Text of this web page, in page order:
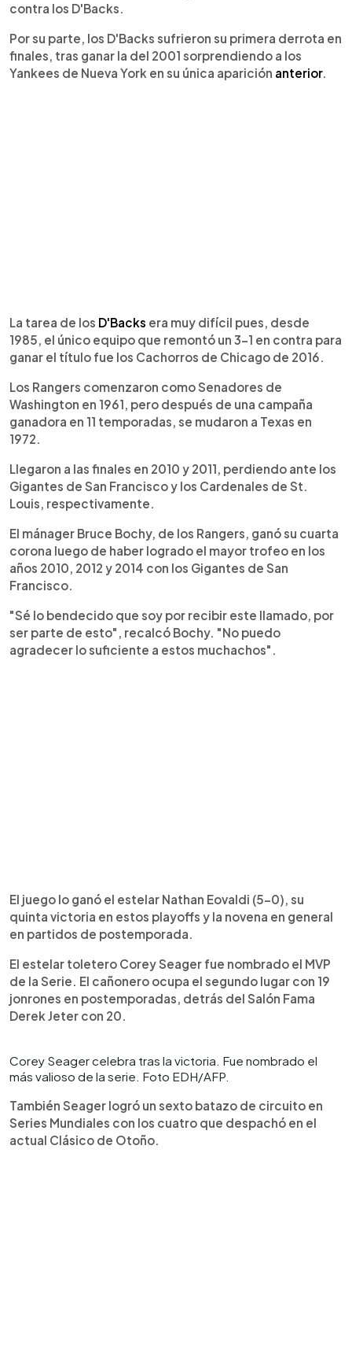
contra los D'Backs.
Por su parte, los D'Backs sufrieron su primera derrota en
finales, tras ganar la del 2001 sorprendiendo a los
Yankees de Nueva York en su única aparición anterior.
La tarea de los D'Backs era muy difícil pues, desde
1985, el único equipo que remontó un 3-1 en contra para
ganar el título fue los Cachorros de Chicago de 2016.
Los Rangers comenzaron como Senadores de
Washington en 1961, pero después de una campaña
ganadora en 11 temporadas, se mudaron a Texas en
1972.
Llegaron a las finales en 2010 y 2011, perdiendo ante los
Gigantes de San Francisco y los Cardenales de St.
Louis, respectivamente.
El mánager Bruce Bochy, de los Rangers, ganó su cuarta
corona luego de haber logrado el mayor trofeo en los
años 2010, 2012 y 2014 con los Gigantes de San
Francisco.
"Sé lo bendecido que soy por recibir este llamado, por
ser parte de esto", recalcó Bochy. "No puedo
agradecer lo suficiente a estos muchachos".
El juego lo ganó el estelar Nathan Eovaldi (5-0), su
quinta victoria en estos playoffs y la novena en general
en partidos de postemporada.
El estelar toletero Corey Seager fue nombrado el MVP
de la Serie. El cañonero ocupa el segundo lugar con 19
jonrones en postemporadas, detrás del Salón Fama
Derek Jeter con 20.
Corey Seager celebra tras la victoria. Fue nombrado el
más valioso de la serie. Foto EDH/AFP.
También Seager logró un sexto batazo de circuito en
Series Mundiales con los cuatro que despachó en el
actual Clásico de Otoño.